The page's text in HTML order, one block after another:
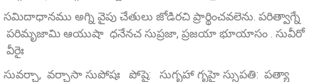
సమిదాధానము అగ్ని వైపు చేతులు జోడిరచి ప్రార్థించవలెను. పరిత్వాగ్నే
పరిమృజామి ఆయుషా ధనేనచ సుప్రజా, ప్రజయా భూయాసం . సువీరో
వీరైః
సువర్చా, వర్చాసా సుపోషః పోషై: సుగృహా గృహై స్సుపతి: పత్యా